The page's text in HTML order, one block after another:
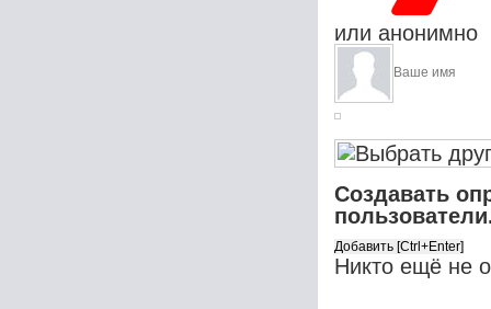
или анонимно
Создавать
Никто ещё не